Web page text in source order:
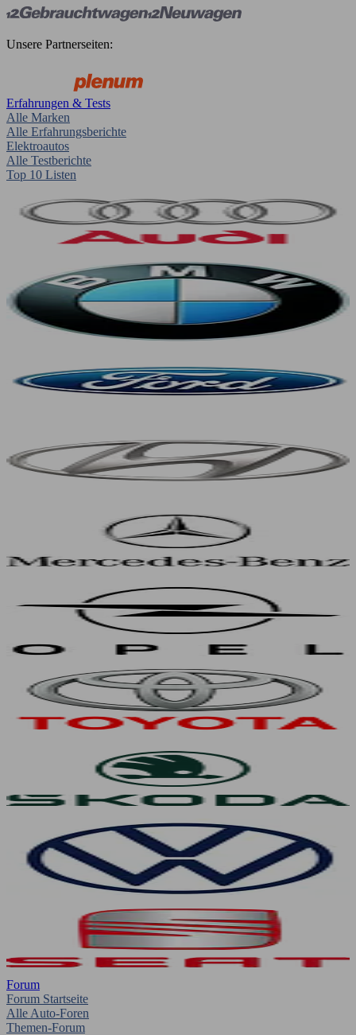
Unsere Partnerseiten:
Erfahrungen & Tests
Alle Marken
Alle Erfahrungsberichte
Elektroautos
Alle Testberichte
Top 10 Listen
Forum
Forum Startseite
Alle Auto-Foren
Themen-Forum